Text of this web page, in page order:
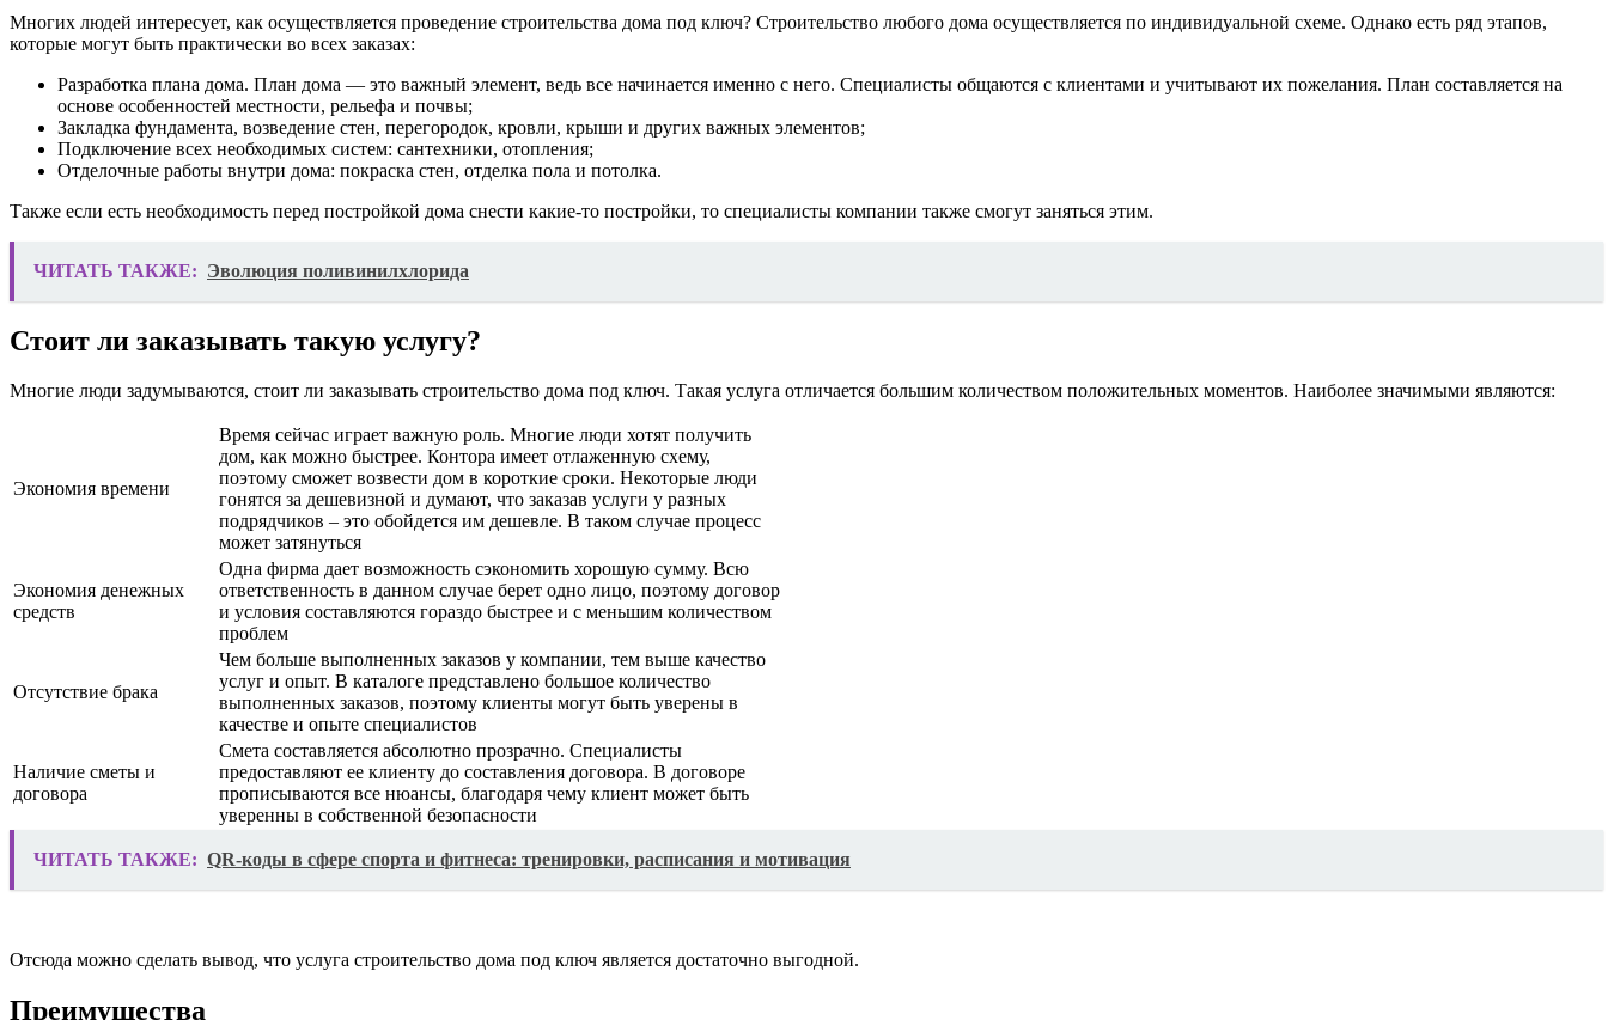
Многих людей интересует, как осуществляется проведение строительства дома под ключ? Строительство любого дома осуществляется по индивидуальной схеме. Однако есть ряд этапов,
которые могут быть практически во всех заказах:
Разработка плана дома. План дома — это важный элемент, ведь все начинается именно с него. Специалисты общаются с клиентами и учитывают их пожелания. План составляется на
основе особенностей местности, рельефа и почвы;
Закладка фундамента, возведение стен, перегородок, кровли, крыши и других важных элементов;
Подключение всех необходимых систем: сантехники, отопления;
Отделочные работы внутри дома: покраска стен, отделка пола и потолка.
Также если есть необходимость перед постройкой дома снести какие-то постройки, то специалисты компании также смогут заняться этим.
ЧИТАТЬ ТАКЖЕ: Эволюция поливинилхлорида
Стоит ли заказывать такую услугу?
Многие люди задумываются, стоит ли заказывать строительство дома под ключ. Такая услуга отличается большим количеством положительных моментов. Наиболее значимыми являются:
Экономия времени
Время сейчас играет важную роль. Многие люди хотят получить
дом, как можно быстрее. Контора имеет отлаженную схему,
поэтому сможет возвести дом в короткие сроки. Некоторые люди
гонятся за дешевизной и думают, что заказав услуги у разных
подрядчиков – это обойдется им дешевле. В таком случае процесс
может затянуться
Экономия денежных
средств
Одна фирма дает возможность сэкономить хорошую сумму. Всю
ответственность в данном случае берет одно лицо, поэтому договор
и условия составляются гораздо быстрее и с меньшим количеством
проблем
Отсутствие брака
Чем больше выполненных заказов у компании, тем выше качество
услуг и опыт. В каталоге представлено большое количество
выполненных заказов, поэтому клиенты могут быть уверены в
качестве и опыте специалистов
Наличие сметы и
договора
Смета составляется абсолютно прозрачно. Специалисты
предоставляют ее клиенту до составления договора. В договоре
прописываются все нюансы, благодаря чему клиент может быть
уверенны в собственной безопасности
ЧИТАТЬ ТАКЖЕ: QR-коды в сфере спорта и фитнеса: тренировки, расписания и мотивация
Отсюда можно сделать вывод, что услуга строительство дома под ключ является достаточно выгодной.
Преимущества